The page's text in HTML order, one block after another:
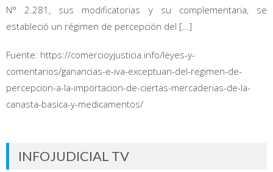
N° 2.281, sus modificatorias y su complementaria, se
estableció un régimen de percepción del […]
Fuente: https://comercioyjusticia.info/leyes-y-
comentarios/ganancias-e-iva-exceptuan-del-regimen-de-
percepcion-a-la-importacion-de-ciertas-mercaderias-de-la-
canasta-basica-y-medicamentos/
INFOJUDICIAL TV